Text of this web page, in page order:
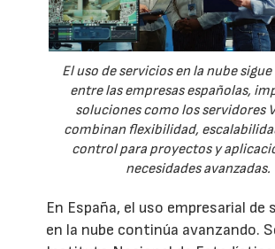
El uso de servicios en la nube
entre las empresas españolas,
soluciones como los servidores
combinan flexibilidad,
control para proyectos y
necesidades avanzadas.
En España, el uso empresarial de
en la nube continúa avanzando.